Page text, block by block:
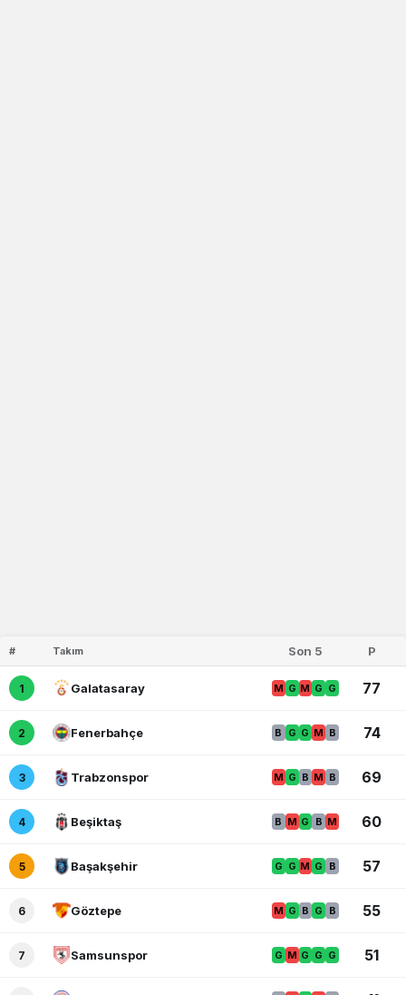
# Takım Son 5 P
1 Galatasaray M G M G G 77
2 Fenerbahçe B G G M B 74
3 Trabzonspor M G B M B 69
4 Beşiktaş B M G B M 60
5 Başakşehir G G M G B 57
6 Göztepe M G B G B 55
7 Samsunspor G M G G G 51